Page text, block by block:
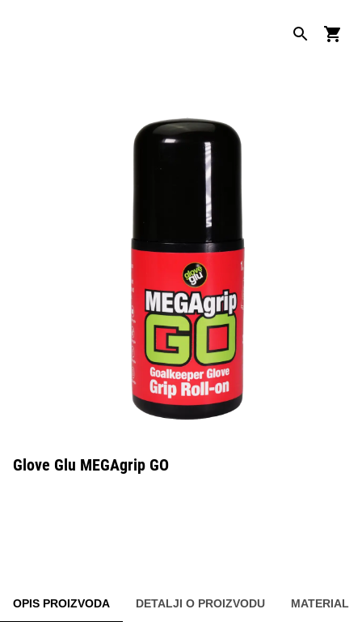
Glove Glu MEGAgrip GO
OPIS PROIZVODA DETALJI O PROIZVODU MATERIAL